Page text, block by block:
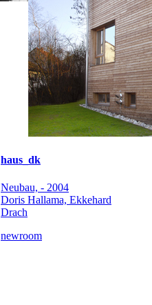
haus_dk
Neubau, - 2004
Doris Hallama, Ekkehard
Drach
newroom